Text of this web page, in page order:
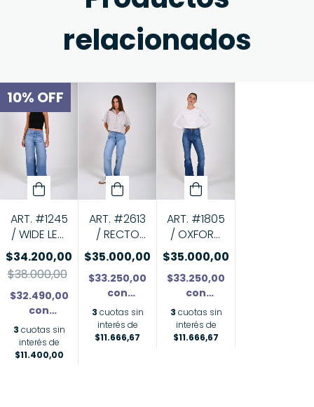
relacionados
10% OFF
ART. #1245
/ WIDE LEG
CLASICO
STONE
$34.200,00
$38.000,00
$32.490,00
con
Transferencia
o depósito
3 cuotas sin
interés de
$11.400,00
ART. #2613
/ RECTO
CELESTE
$35.000,00
$33.250,00
con
Transferencia
o depósito
3 cuotas sin
interés de
$11.666,67
ART. #1805
/ OXFORD
STONE
$35.000,00
$33.250,00
con
Transferencia
o depósito
3 cuotas sin
interés de
$11.666,67